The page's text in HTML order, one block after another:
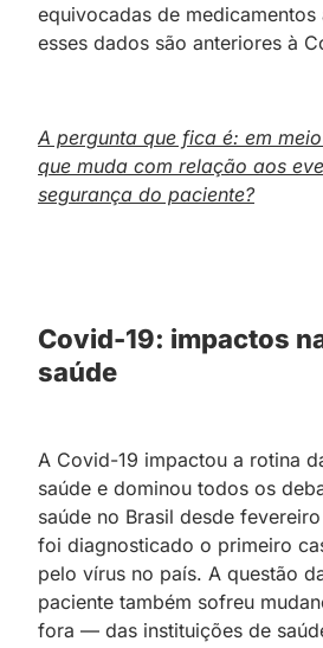
equivocadas de
esses dados são anteriores à
A pergunta que fica é: em
que muda com relação aos
segurança do paciente?
Covid-19: impactos
saúde
A Covid-19 impactou a rotina
saúde e dominou todos os
saúde no Brasil desde
foi diagnosticado o primeiro
pelo vírus no país. A questão
paciente também sofreu
fora — das instituições de